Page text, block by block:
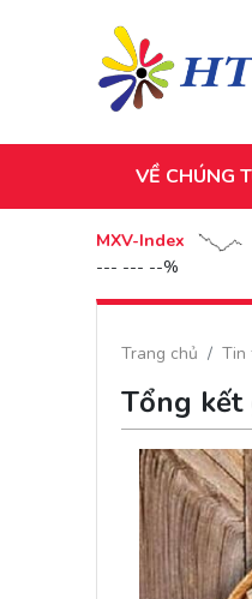
VỀ CHÚNG
MXV-Index
--- --- --%
Trang chủ Tin
Tổng kết